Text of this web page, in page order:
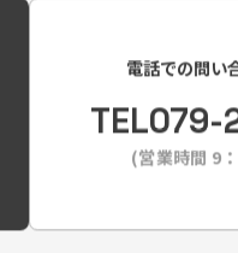
電話での問い
TEL079-
(営業時間 9